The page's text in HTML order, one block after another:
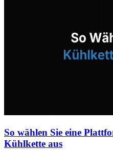
So wählen Sie eine
Kühlkette aus